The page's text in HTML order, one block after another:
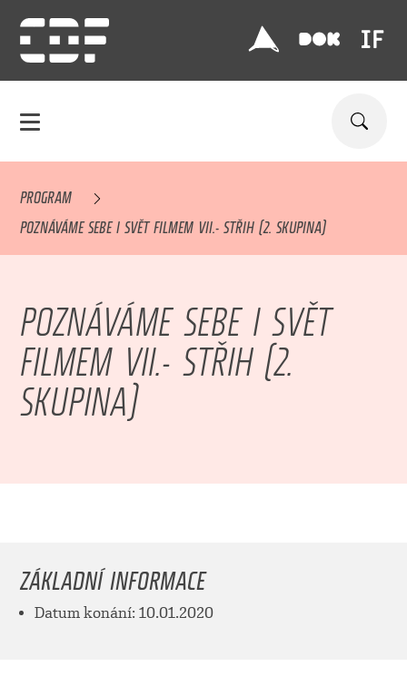
PROGRAM
POZNÁVÁME SEBE I SVĚT FILMEM VII.- STŘIH (2. SKUPINA)
POZNÁVÁME SEBE I SVĚT
FILMEM VII.- STŘIH (2.
SKUPINA)
ZÁKLADNÍ INFORMACE
Datum konání: 10.01.2020